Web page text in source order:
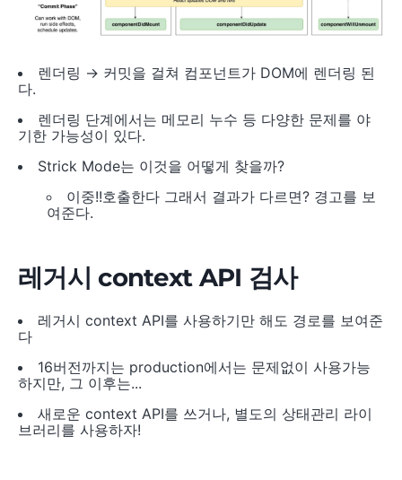
렌더링 → 커밋을 걸쳐 컴포넌트가 DOM에 렌더링 된
다.
렌더링 단계에서는 메모리 누수 등 다양한 문제를 야
기한 가능성이 있다.
Strick Mode는 이것을 어떻게 찾을까?
이중!!호출한다 그래서 결과가 다르면? 경고를 보
여준다.
레거시 context API 검사
레거시 context API를 사용하기만 해도 경로를 보여준
다
16버전까지는 production에서는 문제없이 사용가능
하지만, 그 이후는...
새로운 context API를 쓰거나, 별도의 상태관리 라이
브러리를 사용하자!